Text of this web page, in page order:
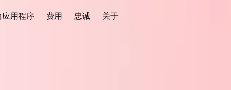
应用程序 费用 忠诚 关于